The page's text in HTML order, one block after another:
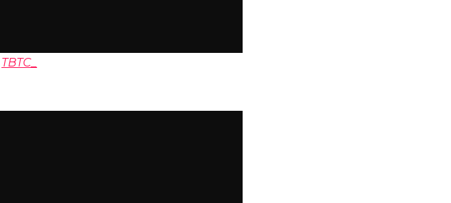
TBTC_